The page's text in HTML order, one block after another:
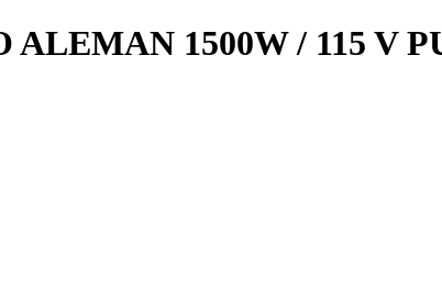
1500W / 115 V